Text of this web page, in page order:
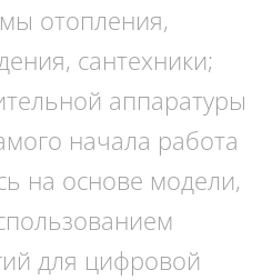
отопления,
сантехники;
аппаратуры
начала работа
на основе модели,
для цифровой